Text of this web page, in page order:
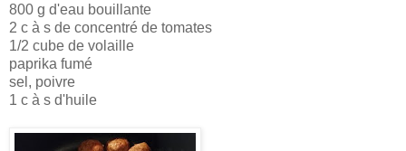
800 g d'eau bouillante
2 c à s de concentré de tomates
1/2 cube de volaille
paprika fumé
sel, poivre
1 c à s d'huile